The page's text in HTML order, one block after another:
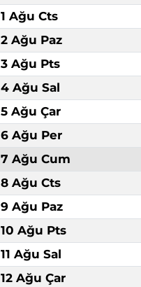
1 Ağu Cts
2 Ağu Paz
3 Ağu Pts
4 Ağu Sal
5 Ağu Çar
6 Ağu Per
7 Ağu Cum
8 Ağu Cts
9 Ağu Paz
10 Ağu Pts
11 Ağu Sal
12 Ağu Çar